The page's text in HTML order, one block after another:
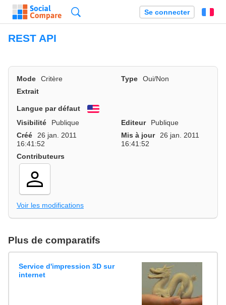
Se connecter
REST API
Mode Critère Type
Oui/Non
Extrait
Langue par défaut
English
Visibilité
Publique Editeur
Publique
Créé
26 jan. 2011
16:41:52
Mis à jour
26 jan. 2011
16:41:52
Contributeurs
Voir les modifications
Plus de comparatifs
Service d'impression 3D sur
internet